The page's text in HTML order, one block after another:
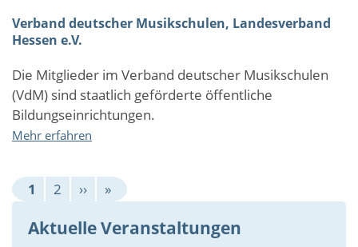
Sport
im
Ganztag
Verband deutscher Musikschulen, Landesverband
Hessen e.V.
Die Mitglieder im Verband deutscher Musikschulen
(VdM) sind staatlich geförderte öffentliche
Bildungseinrichtungen.
Mehr erfahren
Musikschulen,
Landesverband
Hessen
e.V.
Seitennummerierung
Aktuelle
Seite
1 Page
2
Nächste
Seite
››
Letzte
Seite
»
Aktuelle Veranstaltungen